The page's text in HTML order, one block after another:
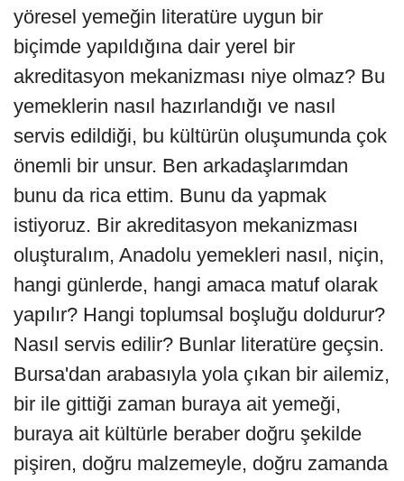
yöresel yemeğin literatüre uygun bir
biçimde yapıldığına dair yerel bir
akreditasyon mekanizması niye olmaz? Bu
yemeklerin nasıl hazırlandığı ve nasıl
servis edildiği, bu kültürün oluşumunda çok
önemli bir unsur. Ben arkadaşlarımdan
bunu da rica ettim. Bunu da yapmak
istiyoruz. Bir akreditasyon mekanizması
oluşturalım, Anadolu yemekleri nasıl, niçin,
hangi günlerde, hangi amaca matuf olarak
yapılır? Hangi toplumsal boşluğu doldurur?
Nasıl servis edilir? Bunlar literatüre geçsin.
Bursa'dan arabasıyla yola çıkan bir ailemiz,
bir ile gittiği zaman buraya ait yemeği,
buraya ait kültürle beraber doğru şekilde
pişiren, doğru malzemeyle, doğru zamanda